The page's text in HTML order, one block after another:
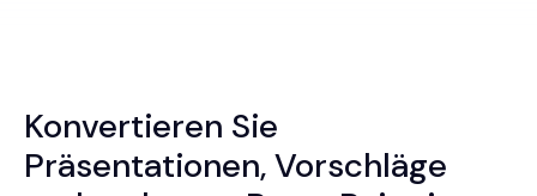
Konvertieren Sie
Präsentationen, Vorschläge